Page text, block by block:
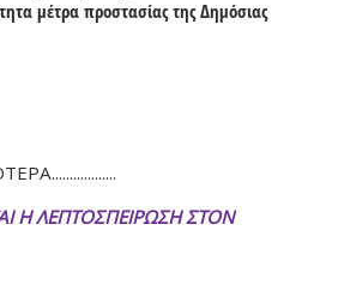
μέτρα προστασίας της Δημόσιας
Η ΛΕΠΤΟΣΠΕΙΡΩΣΗ ΣΤΟΝ